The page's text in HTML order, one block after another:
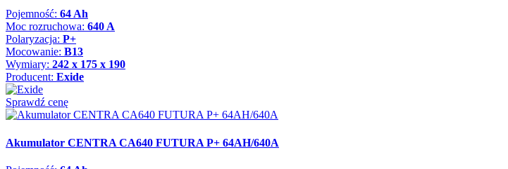
Pojemność: 64 Ah
Moc rozruchowa: 640 A
Polaryzacja: P+
Mocowanie: B13
Wymiary: 242 x 175 x 190
Producent: Exide
Sprawdź cenę
Akumulator CENTRA CA640 FUTURA P+ 64AH/640A